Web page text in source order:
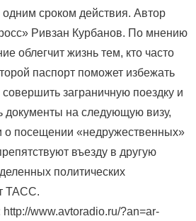
одним сроком действия. Автор
Ривзан Курбанов. По мнению
облегчит жизнь тем, кто часто
паспорт поможет избежать
заграничную поездку и
документы на следующую визу,
о посещении «недружественных»
въезду в другую
политических
ТАСС.
www.avtoradio.ru/?an=ar-